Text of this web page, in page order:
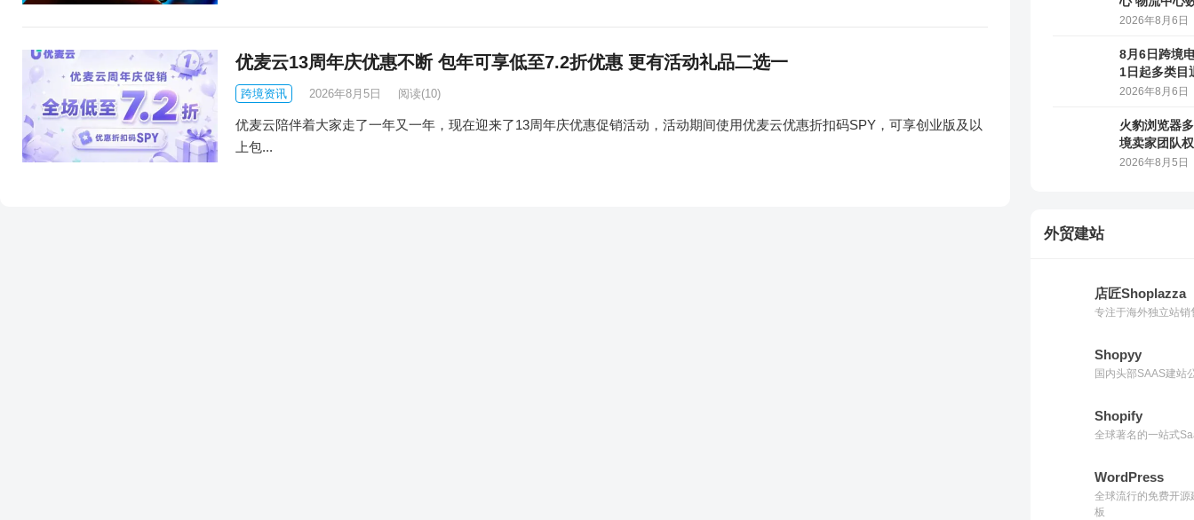
优麦云13周年庆优惠不断 包年可享低至7.2折优惠 更有活动礼品二选一
跨境资讯 2026年8月5日 阅读(10)
优麦云陪伴着大家走了一年又一年，现在迎来了13周年庆优惠促销活动，活动期间使用优麦云优惠折扣码SPY，可享创业版及以
上包...
店匠Shoplazza
专注于海外独立站
Shopyy
国内头部SAAS建
全球流行的免费开
板
一款WordPress的开